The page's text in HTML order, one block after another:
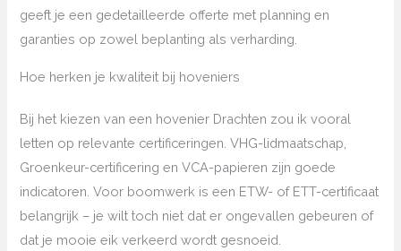
geeft je een gedetailleerde offerte met planning en
garanties op zowel beplanting als verharding.
Hoe herken je kwaliteit bij hoveniers
Bij het kiezen van een hovenier Drachten zou ik vooral
letten op relevante certificeringen. VHG-lidmaatschap,
Groenkeur-certificering en VCA-papieren zijn goede
indicatoren. Voor boomwerk is een ETW- of ETT-certificaat
belangrijk – je wilt toch niet dat er ongevallen gebeuren of
dat je mooie eik verkeerd wordt gesnoeid.